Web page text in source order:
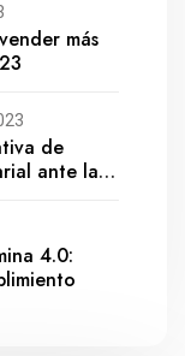
más
de
ante la
4.0: